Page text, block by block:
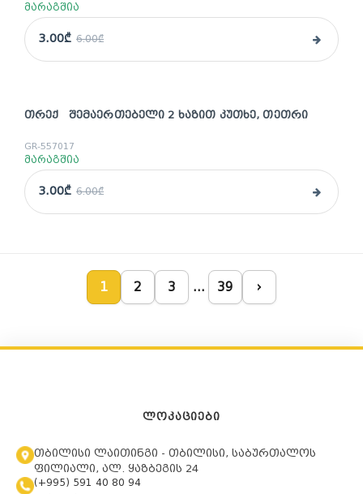
მარაგშია
3.00₾ 6.00₾
sale
ᲗᲠᲔᲥ ᲨᲔᲛᲐᲔᲠᲗᲔᲑᲔᲚᲘ 2 ᲮᲐᲖᲘᲗ ᲙᲣᲗᲮᲔ, ᲗᲔᲗᲠᲘ
GR-557017
მარაგშია
3.00₾ 6.00₾
1 2 3 … 39 ›
ᲚᲝᲙᲐᲪᲘᲔᲑᲘ
თბილისი ლაითინგი - თბილისი, საბურთალოს
ფილიალი, ალ. ყაზბეგის 24
(+995) 591 40 80 94